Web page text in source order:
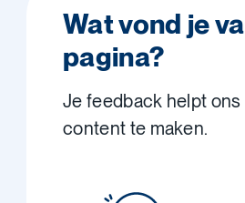
Wat vond je
pagina?
Je feedback helpt
content te maken.